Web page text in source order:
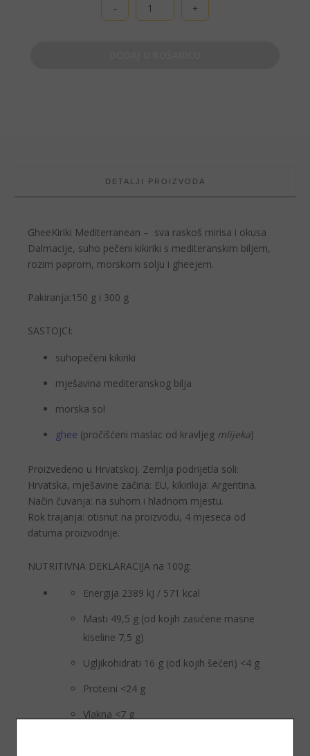
GheeKiriki,
Mediteran
DETALJI PROIZVODA
GheeKiriki Mediterranean – sva raskoš mirisa i okusa
Dalmacije, suho pečeni kikiriki s mediteranskim biljem,
rozim paprom, morskom solju i gheejem.
Pakiranja:150 g i 300 g
SASTOJCI:
suhopečeni kikiriki
mješavina mediteranskog bilja
morska sol
ghee (pročišćeni maslac od kravljeg mlijeka)
Proizvedeno u Hrvatskoj. Zemlja podrijetla soli:
Hrvatska, mješavine začina: EU, kikirikija: Argentina.
Način čuvanja: na suhom i hladnom mjestu.
Rok trajanja: otisnut na proizvodu, 4 mjeseca od
datuma proizvodnje.
NUTRITIVNA DEKLARACIJA na 100g:
Energija 2389 kJ / 571 kcal
Masti 49,5 g (od kojih zasićene masne
kiseline 7,5 g)
Ugljikohidrati 16 g (od kojih šećeri) <4 g
Proteini <24 g
Vlakna <7 g